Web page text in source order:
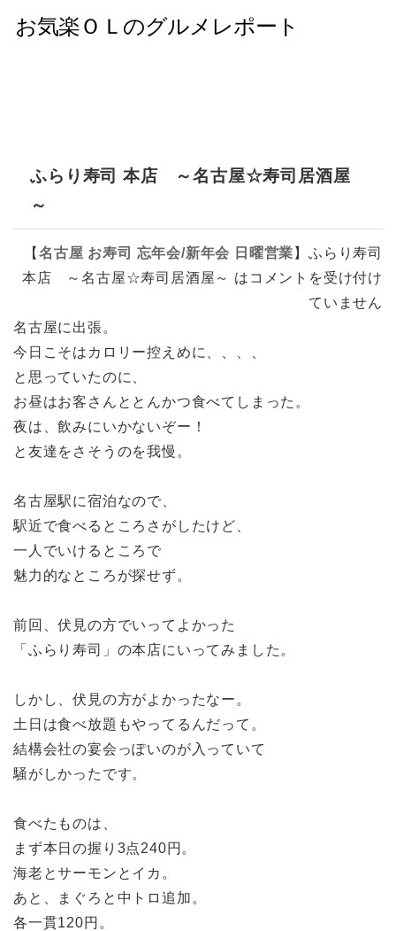
ふらり寿司 本店 ～名古屋☆寿司居酒屋
～
【名古屋 お寿司 忘年会/新年会 日曜営業 】 ふらり寿司
本店 ～名古屋☆寿司居酒屋～ は コメントを受け付け
ていません
名古屋に出張。
今日こそはカロリー控えめに、、、、
と思っていたのに、
お昼はお客さんととんかつ食べてしまった。
夜は、飲みにいかないぞー！
と友達をさそうのを我慢。
名古屋駅に宿泊なので、
駅近で食べるところさがしたけど、
一人でいけるところで
魅力的なところが探せず。
前回、伏見の方でいってよかった
「ふらり寿司」の本店にいってみました。
しかし、伏見の方がよかったなー。
土日は食べ放題もやってるんだって。
結構会社の宴会っぽいのが入っていて
騒がしかったです。
食べたものは、
まず本日の握り3点240円。
海老とサーモンとイカ。
あと、まぐろと中トロ追加。
各一貫120円。